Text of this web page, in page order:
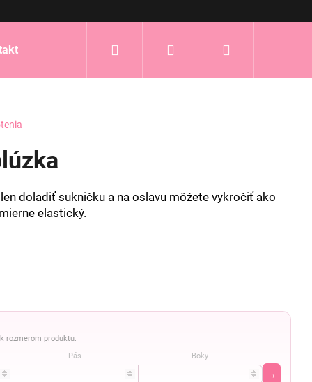
Prihlásenie
doladiť sukničku a na oslavu môžete vykročiť ako
elastický.
rozmerom produktu.
Pás
Boky
→